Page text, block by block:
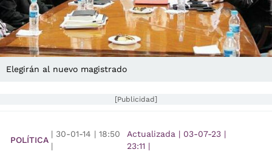
Elegirán al nuevo magistrado
[Publicidad]
POLÍTICA
| 30-01-14 | 18:50
|
Actualizada | 03-07-23 |
23:11 |